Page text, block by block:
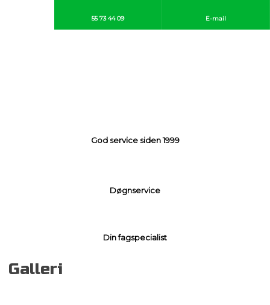
55 73 44 09​ E-mail
God service siden 1999​
Døgnservice​
Din fagspecialist
Galleri​